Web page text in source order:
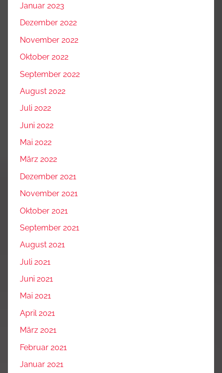
Januar 2023
Dezember 2022
November 2022
Oktober 2022
September 2022
August 2022
Juli 2022
Juni 2022
Mai 2022
März 2022
Dezember 2021
November 2021
Oktober 2021
September 2021
August 2021
Juli 2021
Juni 2021
Mai 2021
April 2021
März 2021
Februar 2021
Januar 2021